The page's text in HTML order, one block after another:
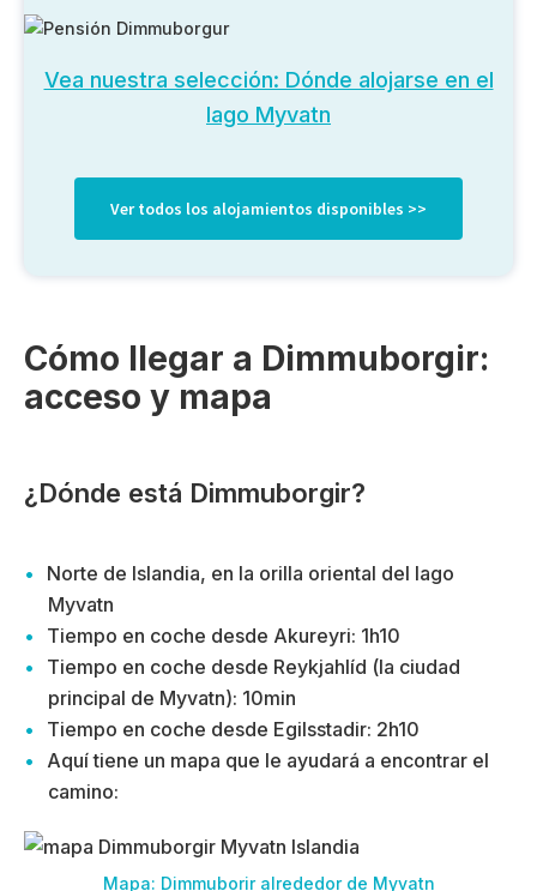
Vea nuestra selección: Dónde alojarse en el
lago Myvatn
Ver todos los alojamientos disponibles >>
Cómo llegar a Dimmuborgir:
acceso y mapa
¿Dónde está Dimmuborgir?
Norte de Islandia, en la orilla oriental del lago
Myvatn
Tiempo en coche desde Akureyri: 1h10
Tiempo en coche desde Reykjahlíd (la ciudad
principal de Myvatn): 10min
Tiempo en coche desde Egilsstadir: 2h10
Aquí tiene un mapa que le ayudará a encontrar el
camino:
Mapa: Dimmuborir alrededor de Myvatn